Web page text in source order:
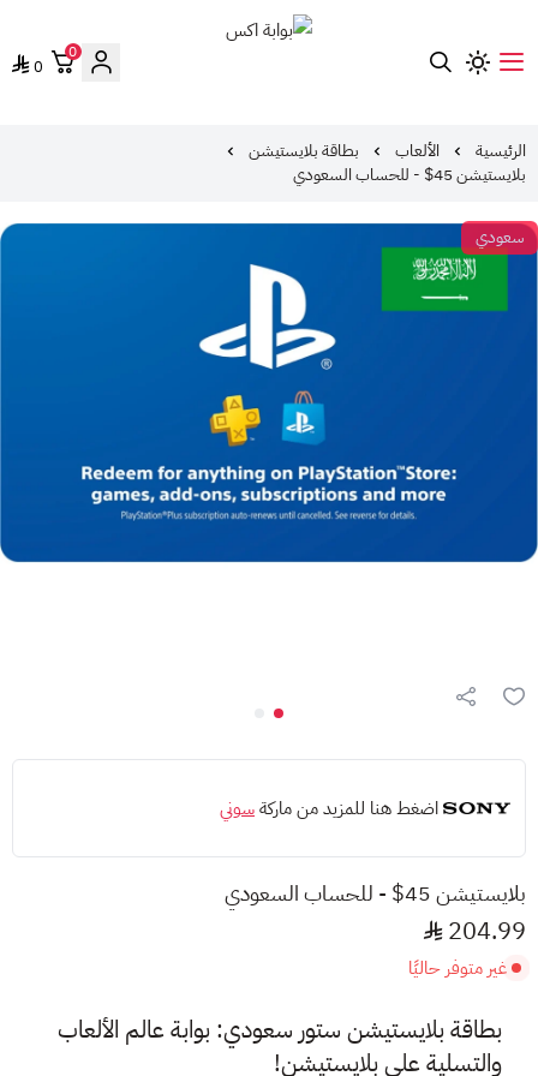
0
0
الرئيسية الألعاب
بطاقة بلايستيشن
بلايستيشن 45$ - للحساب السعودي
سعودي
اضغط هنا للمزيد من ماركةسوني
بلايستيشن 45$ - للحساب السعودي
204.99
غير متوفر حاليًا
بطاقة بلايستيشن ستور سعودي: بوابة عالم الألعاب
والتسلية على بلايستيشن!